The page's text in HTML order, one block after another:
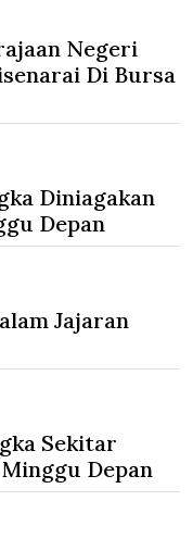
Negeri
Di Bursa
Diniagakan
Depan
Jajaran
Sekitar
Depan